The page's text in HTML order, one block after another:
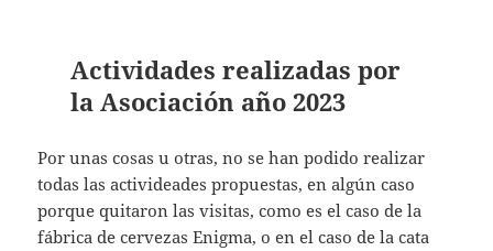
Actividades realizadas por
la Asociación año 2023
Por unas cosas u otras, no se han podido realizar
todas las activideades propuestas, en algún caso
porque quitaron las visitas, como es el caso de la
fábrica de cervezas Enigma, o en el caso de la cata